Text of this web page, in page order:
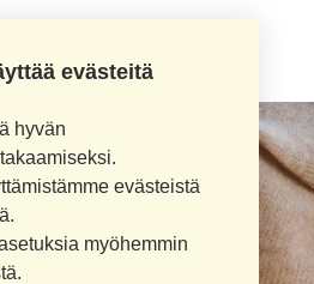
evästeitä
hyvän
evästeistä
myöhemmin